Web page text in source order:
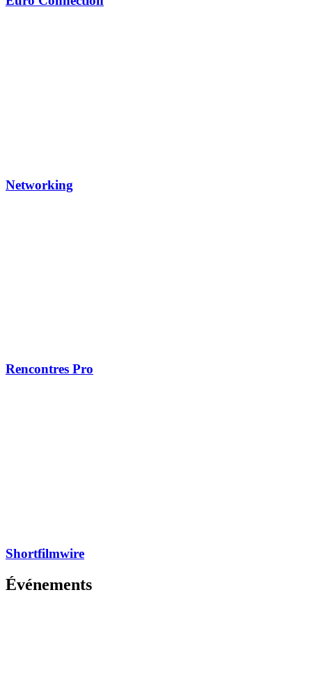
Networking
Rencontres Pro
Shortfilmwire
Événements